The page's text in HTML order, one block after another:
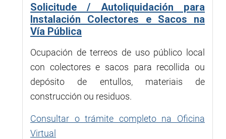
Solicitude / Autoliquidación para
Instalación Colectores e Sacos na
Vía Pública
Ocupación de terreos de uso público local
con colectores e sacos para recollida ou
depósito de entullos, materiais de
construcción ou residuos.
Consultar o trámite completo na Oficina
Virtual